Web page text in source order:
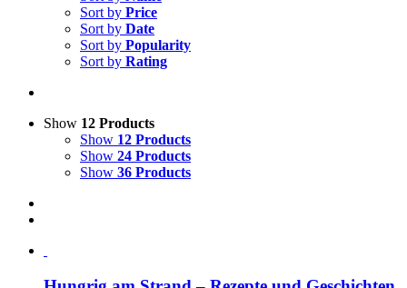
Sort by Price
Sort by Date
Sort by Popularity
Sort by Rating
Show 12 Products
Show 12 Products
Show 24 Products
Show 36 Products